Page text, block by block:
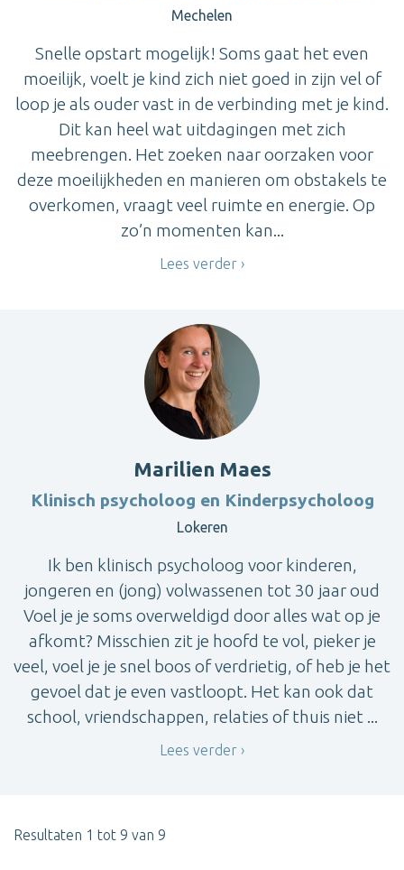
Mechelen
Snelle opstart mogelijk! Soms gaat het even
moeilijk, voelt je kind zich niet goed in zijn vel of
loop je als ouder vast in de verbinding met je kind.
Dit kan heel wat uitdagingen met zich
meebrengen. Het zoeken naar oorzaken voor
deze moeilijkheden en manieren om obstakels te
overkomen, vraagt veel ruimte en energie. Op
zo’n momenten kan...
Lees verder
Marilien Maes
Klinisch psycholoog en Kinderpsycholoog
Lokeren
Ik ben klinisch psycholoog voor kinderen,
jongeren en (jong) volwassenen tot 30 jaar oud
Voel je je soms overweldigd door alles wat op je
afkomt? Misschien zit je hoofd te vol, pieker je
veel, voel je je snel boos of verdrietig, of heb je het
gevoel dat je even vastloopt. Het kan ook dat
school, vriendschappen, relaties of thuis niet ...
Lees verder
Resultaten 1 tot 9 van 9